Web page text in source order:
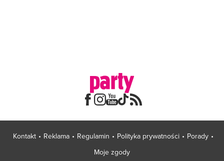
Kontakt Reklama Regulamin Polityka prywatności
Porady
Moje zgody